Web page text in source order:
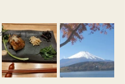
ッズ）